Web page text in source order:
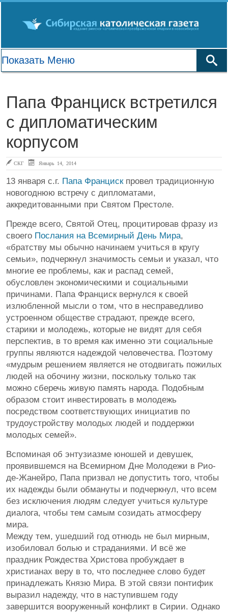
Папа Франциск встретился
с дипломатическим
корпусом
СКГ Январь 14, 2014
13 января с.г. Папа Францискпровел традиционную
новогоднюю встречу с дипломатами,
аккредитованными при Святом Престоле.
Прежде всего, Святой Отец, процитировав фразу из
своего Послания на Всемирный День Мира,
«братству мы обычно начинаем учиться в кругу
семьи», подчеркнул значимость семьи и указал, что
многие ее проблемы, как и распад семей,
обусловлен экономическими и социальными
причинами. Папа Франциск вернулся к своей
излюбленной мысли о том, что в несправедливо
устроенном обществе страдают, прежде всего,
старики и молодежь, которые не видят для себя
перспектив, в то время как именно эти социальные
группы являются надеждой человечества. Поэтому
«мудрым решением является не отодвигать пожилых
людей на обочину жизни, поскольку только так
можно сберечь живую память народа. Подобным
образом стоит инвестировать в молодежь
посредством соответствующих инициатив по
трудоустройству молодых людей и поддержки
молодых семей».
Вспоминая об энтузиазме юношей и девушек,
проявившемся на Всемирном Дне Молодежи в Рио-
де-Жанейро, Папа призвал не допустить того, чтобы
их надежды были обмануты и подчеркнул, что всем
без исключения людям следует учиться культуре
диалога, чтобы тем самым созидать атмосферу
мира.
Между тем, ушедший год отнюдь не был мирным,
изобиловал болью и страданиями. И всё же
праздник Рождества Христова пробуждает в
христианах веру в то, что последнее слово будет
принадлежать Князю Мира. В этой связи понтифик
выразил надежду, что в наступившем году
завершится вооруженный конфликт в Сирии. Однако